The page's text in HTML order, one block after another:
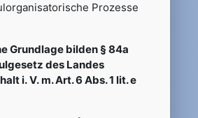
Prozesse
Grundlage bilden § 84a
des Landes
i. V. m. Art. 6 Abs. 1 lit. e